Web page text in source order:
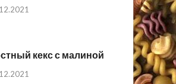
кекс с малиной